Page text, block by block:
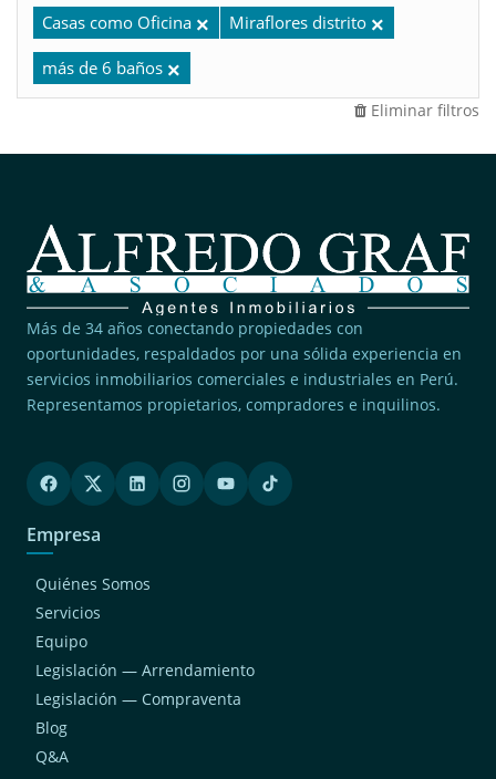
Casas como Oficina Miraflores distrito
más de 6 baños
Eliminar filtros
Más de 34 años conectando propiedades con
oportunidades, respaldados por una sólida experiencia en
servicios inmobiliarios comerciales e industriales en Perú.
Representamos propietarios, compradores e inquilinos.
Empresa
Quiénes Somos
Servicios
Equipo
Legislación — Arrendamiento
Legislación — Compraventa
Blog
Q&A